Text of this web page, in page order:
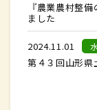
『農業農村整
ました
2024.11.01
第４３回山形県